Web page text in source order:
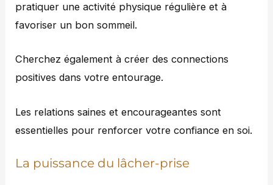
pratiquer une activité physique régulière et à
favoriser un bon sommeil.
Cherchez également à créer des connections
positives dans votre entourage.
Les relations saines et encourageantes sont
essentielles pour renforcer votre confiance en soi.
La puissance du lâcher-prise